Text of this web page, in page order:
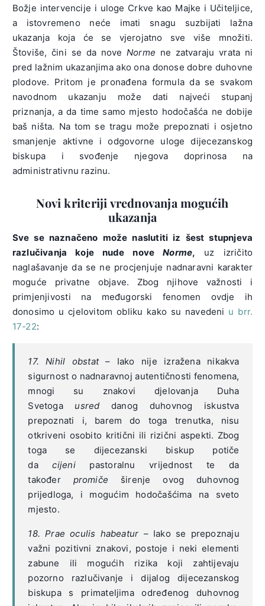
Božje intervencije i uloge Crkve kao Majke i Učiteljice,
a istovremeno neće imati snagu suzbijati lažna
ukazanja koja će se vjerojatno sve više množiti.
Štoviše, čini se da nove Norme ne zatvaraju vrata ni
pred lažnim ukazanjima ako ona donose dobre duhovne
plodove. Pritom je pronađena formula da se svakom
navodnom ukazanju može dati najveći stupanj
priznanja, a da time samo mjesto hodočašća ne dobije
baš ništa. Na tom se tragu može prepoznati i osjetno
smanjenje aktivne i odgovorne uloge dijecezanskog
biskupa i svođenje njegova doprinosa na
administrativnu razinu.
Novi kriteriji vrednovanja mogućih
ukazanja
Sve se naznačeno može naslutiti iz šest stupnjeva
razlučivanja koje nude noveNorme, uz izričito
naglašavanje da se ne procjenjuje nadnaravni karakter
moguće privatne objave. Zbog njihove važnosti i
primjenjivosti na međugorski fenomen ovdje ih
donosimo u cjelovitom obliku kako su navedeni u brr.
17-22:
17. Nihil obstat– Iako nije izražena nikakva
sigurnost o nadnaravnoj autentičnosti fenomena,
mnogi su znakovi djelovanja Duha
Svetoga usred danog duhovnog iskustva
prepoznati i, barem do toga trenutka, nisu
otkriveni osobito kritični ili rizični aspekti. Zbog
toga se dijecezanski biskup potiče
dacijenipastoralnu vrijednost te da
također promiče širenje ovog duhovnog
prijedloga, i mogućim hodočašćima na sveto
mjesto.
18. Prae oculis habeatur – Iako se prepoznaju
važni pozitivni znakovi, postoje i neki elementi
zabune ili mogućih rizika koji zahtijevaju
pozorno razlučivanje i dijalog dijecezanskog
biskupa s primateljima određenog duhovnog